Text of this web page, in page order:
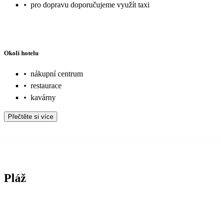
• pro dopravu doporučujeme využít taxi
Okolí hotelu
• nákupní centrum
• restaurace
• kavárny
Přečtěte si více
Pláž